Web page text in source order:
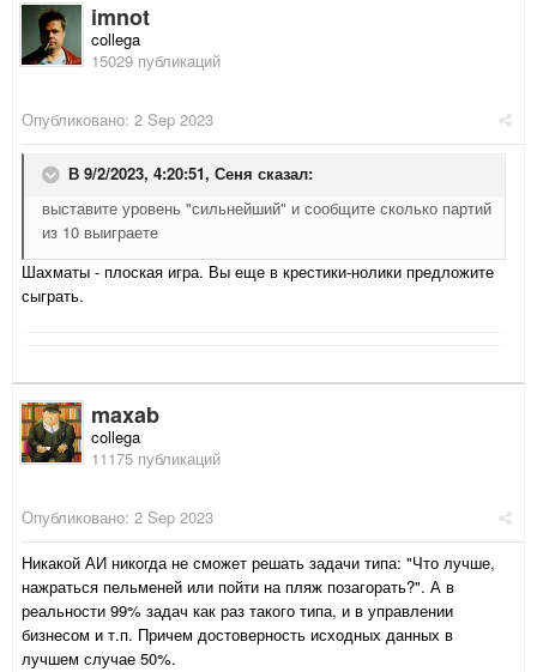
imnot
collega
15029 публикаций
Опубликовано: 2 Sep 2023
В 9/2/2023, 4:20:51, Сеня сказал:
выставите уровень "сильнейший" и сообщите сколько партий
из 10 выиграете
Шахматы - плоская игра. Вы еще в крестики-нолики предложите
сыграть.
maxab
collega
11175 публикаций
Опубликовано: 2 Sep 2023
Никакой АИ никогда не сможет решать задачи типа: "Что лучше,
нажраться пельменей или пойти на пляж позагорать?". А в
реальности 99% задач как раз такого типа, и в управлении
бизнесом и т.п. Причем достоверность исходных данных в
лучшем случае 50%.